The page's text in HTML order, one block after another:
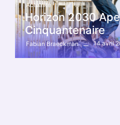
Actualité
Horizon 2030
Cinquantenaire
Fabian Braeckman 14 avril